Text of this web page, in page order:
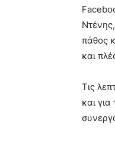
πάθος
και
Τις
και